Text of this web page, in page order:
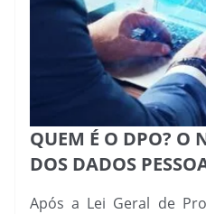
QUEM É O DPO? O
DOS DADOS
Após a Lei Geral de